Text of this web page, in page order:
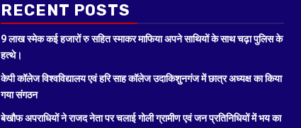
RECENT POSTS
9 लाख स्मेक कई हजारों रु सहित स्माकर माफिया अपने साथियों के साथ चढ़ा पुलिस के
हत्थे।
केपी कॉलेज विश्वविद्यालय एवं हरि साह कॉलेज उदाकिशुनगंज में छात्र अध्यक्ष का किया
गया संगठन
बेखौफ अपराधियों ने राजद नेता पर चलाई गोली ग्रामीण एवं जन प्रतिनिधियों में भय का